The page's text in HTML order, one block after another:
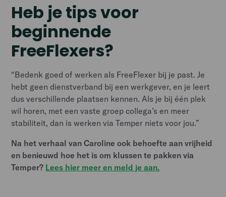
Heb je tips voor
beginnende
FreeFlexers?
“Bedenk goed of werken als FreeFlexer bij je past. Je
hebt geen dienstverband bij een werkgever, en je leert
dus verschillende plaatsen kennen. Als je bij één plek
wil horen, met een vaste groep collega’s en meer
stabiliteit, dan is werken via Temper niets voor jou.”
Na het verhaal van Caroline ook behoefte aan vrijheid
en benieuwd hoe het is om klussen te pakken via
Temper? Lees hier meer en meld je aan.